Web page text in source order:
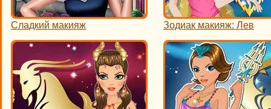
Сладкий макияж Зодиак макияж: Лев